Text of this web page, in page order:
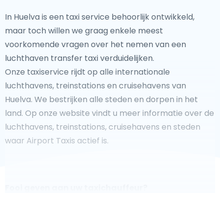
In Huelva is een taxi service behoorlijk ontwikkeld,
maar toch willen we graag enkele meest
voorkomende vragen over het nemen van een
luchthaven transfer taxi verduidelijken.
Onze taxiservice rijdt op alle internationale
luchthavens, treinstations en cruisehavens van
Huelva. We bestrijken alle steden en dorpen in het
land. Op onze website vindt u meer informatie over de
luchthavens, treinstations, cruisehavens en steden
waar Airport Taxis actief is.